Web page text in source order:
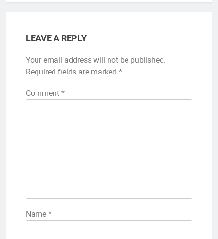
LEAVE A REPLY
Your email address will not be published.
Required fields are marked *
Comment *
Name *